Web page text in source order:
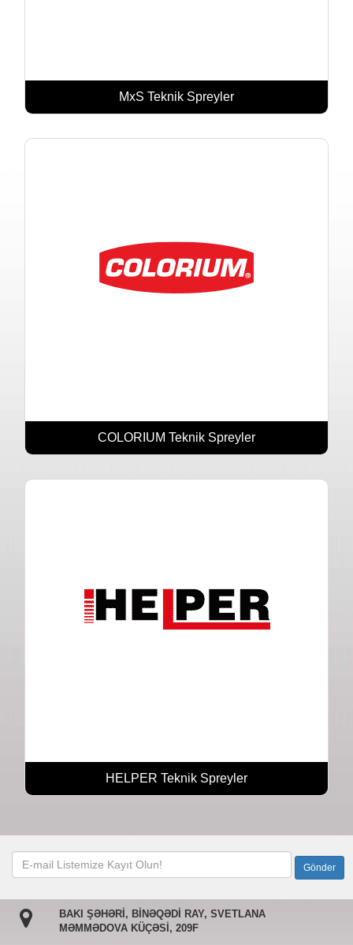
MxS Teknik Spreyler
COLORIUM Teknik Spreyler
HELPER Teknik Spreyler
BAKI ŞƏHƏRİ, BİNƏQƏDİ RAY, SVETLANA
MƏMMƏDOVA KÜÇƏSİ, 209F